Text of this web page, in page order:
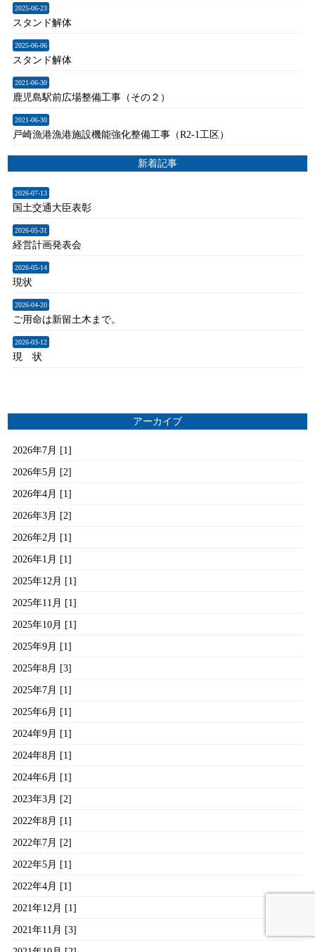
2025-06-23
スタンド解体
2025-06-06
スタンド解体
2021-06-30
鹿児島駅前広場整備工事（その２）
2021-06-30
戸崎漁港漁港施設機能強化整備工事（R2-1工区）
新着記事
2026-07-13
国土交通大臣表彰
2026-05-31
経営計画発表会
2026-05-14
現状
2026-04-20
ご用命は新留土木まで。
2026-03-12
現 状
アーカイブ
2026年7月 [1]
2026年5月 [2]
2026年4月 [1]
2026年3月 [2]
2026年2月 [1]
2026年1月 [1]
2025年12月 [1]
2025年11月 [1]
2025年10月 [1]
2025年9月 [1]
2025年8月 [3]
2025年7月 [1]
2025年6月 [1]
2024年9月 [1]
2024年8月 [1]
2024年6月 [1]
2023年3月 [2]
2022年8月 [1]
2022年7月 [2]
2022年5月 [1]
2022年4月 [1]
2021年12月 [1]
2021年11月 [3]